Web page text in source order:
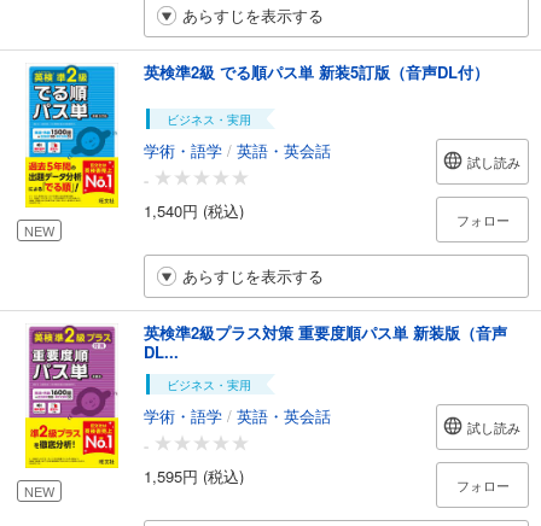
あらすじを表示する
NEW
英検準2級 でる順パス単 新装5訂版（音声DL付）
ビジネス・実用
学術・語学 / 英語・英会話
-
1,540円 (税込)
試し読み
フォロー
あらすじを表示する
NEW
英検準2級プラス対策 重要度順パス単 新装版（音声
DL...
ビジネス・実用
学術・語学 / 英語・英会話
-
1,595円 (税込)
試し読み
フォロー